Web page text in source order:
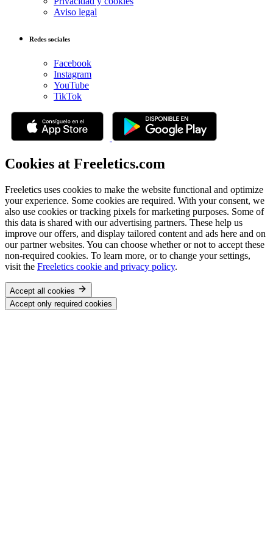
Aviso legal
Redes sociales
Facebook
Instagram
YouTube
TikTok
Cookies at Freeletics.com
Freeletics uses cookies to make the website functional and optimize
your experience. Some cookies are required. With your consent, we
also use cookies or tracking pixels for marketing purposes. Some of
this data is shared with our advertising partners. These help us
improve our offers, and display tailored content and ads here and on
our partner websites. You can choose whether or not to accept these
non-required cookies. To learn more, or to change your settings,
visit the Freeletics cookie and privacy policy.
Accept all cookies
Accept only required cookies